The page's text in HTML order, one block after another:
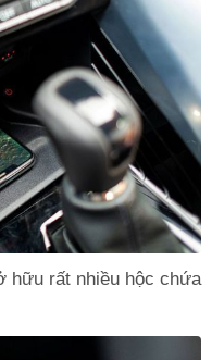
hữu rất nhiều hộc chứa